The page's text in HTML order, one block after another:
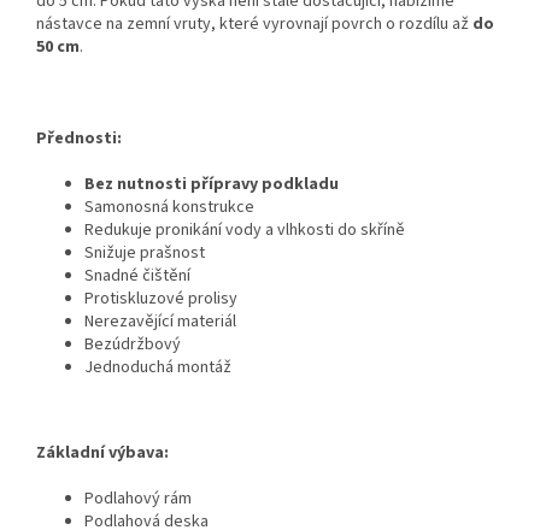
nástavce na zemní vruty, které vyrovnají povrch o rozdílu až do
50 cm.
Přednosti:
Bez nutnosti přípravy podkladu
Samonosná konstrukce
Redukuje pronikání vody a vlhkosti do skříně
Snižuje prašnost
Snadné čištění
Protiskluzové prolisy
Nerezavějící materiál
Bezúdržbový
Jednoduchá montáž
Základní výbava:
Podlahový rám
Podlahová deska